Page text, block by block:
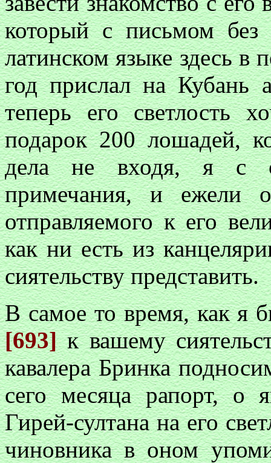
который с письмом без
латинском языке здесь
год прислал на Кубань
теперь его светлость
подарок 200 лошадей,
дела не входя, я с
примечания, и ежели
отправляемого к его
как ни есть из
сиятельству представить.
В самое то время, как я
[693]к вашему
кавалера Бринка
сего месяца рапорт, о
Гирей-султана на его
чиновника в оном